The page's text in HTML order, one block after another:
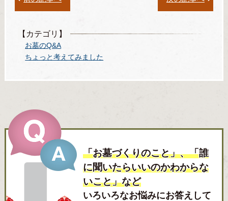
【カテゴリ】
お墓のQ&A
ちょっと考えてみました
「お墓づくりのこと」、「誰
に聞いたらいいのかわからな
いこと」など
いろいろなお悩みにお答えして